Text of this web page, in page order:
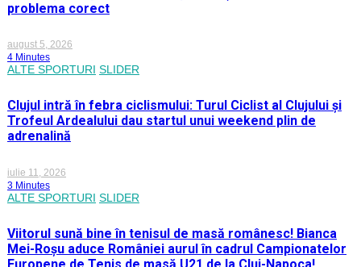
problema corect
august 5, 2026
4 Minutes
ALTE SPORTURI SLIDER
Clujul intră în febra ciclismului: Turul Ciclist al Clujului și
Trofeul Ardealului dau startul unui weekend plin de
adrenalină
iulie 11, 2026
3 Minutes
ALTE SPORTURI SLIDER
Viitorul sună bine în tenisul de masă românesc! Bianca
Mei-Roșu aduce României aurul în cadrul Campionatelor
Europene de Tenis de masă U21 de la Cluj-Napoca!